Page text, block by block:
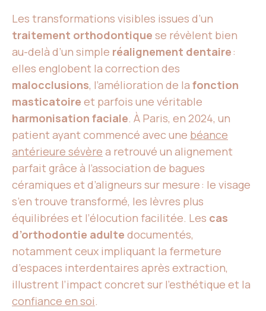
Les transformations visibles issues d’un
traitement orthodontique se révèlent bien
au-delà d’un simple réalignement dentaire:
elles englobent la correction des
malocclusions, l’amélioration de la fonction
masticatoire et parfois une véritable
harmonisation faciale. À Paris, en 2024, un
patient ayant commencé avec une béance
antérieure sévère a retrouvé un alignement
parfait grâce à l’association de bagues
céramiques et d’aligneurs sur mesure : le visage
s’en trouve transformé, les lèvres plus
équilibrées et l’élocution facilitée. Les cas
d’orthodontie adulte documentés,
notamment ceux impliquant la fermeture
d’espaces interdentaires après extraction,
illustrent l’impact concret sur l’esthétique et la
confiance en soi.